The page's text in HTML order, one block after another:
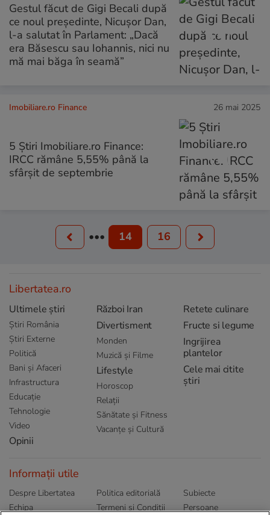
Gestul făcut de Gigi Becali după
ce noul președinte, Nicușor Dan,
l-a salutat în Parlament: „Dacă
era Băsescu sau Iohannis, nici nu
mă mai băga în seamă”
Imobiliare.ro Finance 26 mai 2025
5 Știri Imobiliare.ro Finance:
IRCC rămâne 5,55% până la
sfârșit de septembrie
••• 14 16
Libertatea.ro
Ultimele știri
Știri România
Știri Externe
Politică
Bani și Afaceri
Infrastructura
Educație
Tehnologie
Video
Opinii
Război Iran
Divertisment
Monden
Muzică și Filme
Lifestyle
Horoscop
Relații
Sănătate și Fitness
Vacanțe și Cultură
Retete culinare
Fructe si legume
Ingrijirea
plantelor
Cele mai citite
știri
Informații utile
Despre Libertatea
Echipa
Politica editorială
Termeni și Conditii
Subiecte
Persoane